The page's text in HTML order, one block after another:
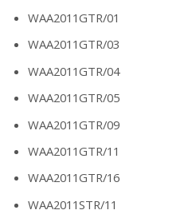
WAA2011GTR/01
WAA2011GTR/03
WAA2011GTR/04
WAA2011GTR/05
WAA2011GTR/09
WAA2011GTR/11
WAA2011GTR/16
WAA2011STR/11